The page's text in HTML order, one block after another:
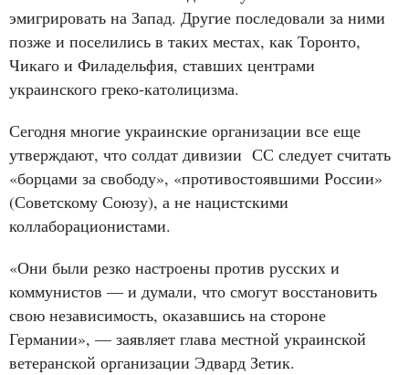
эмигрировать на Запад. Другие последовали за ними
позже и поселились в таких местах, как Торонто,
Чикаго и Филадельфия, ставших центрами
украинского греко-католицизма.
Сегодня многие украинские организации все еще
утверждают, что солдат дивизии СС следует считать
«борцами за свободу», «противостоявшими России»
(Советскому Союзу), а не нацистскими
коллаборационистами.
«Они были резко настроены против русских и
коммунистов — и думали, что смогут восстановить
свою независимость, оказавшись на стороне
Германии», — заявляет глава местной украинской
ветеранской организации Эдвард Зетик.